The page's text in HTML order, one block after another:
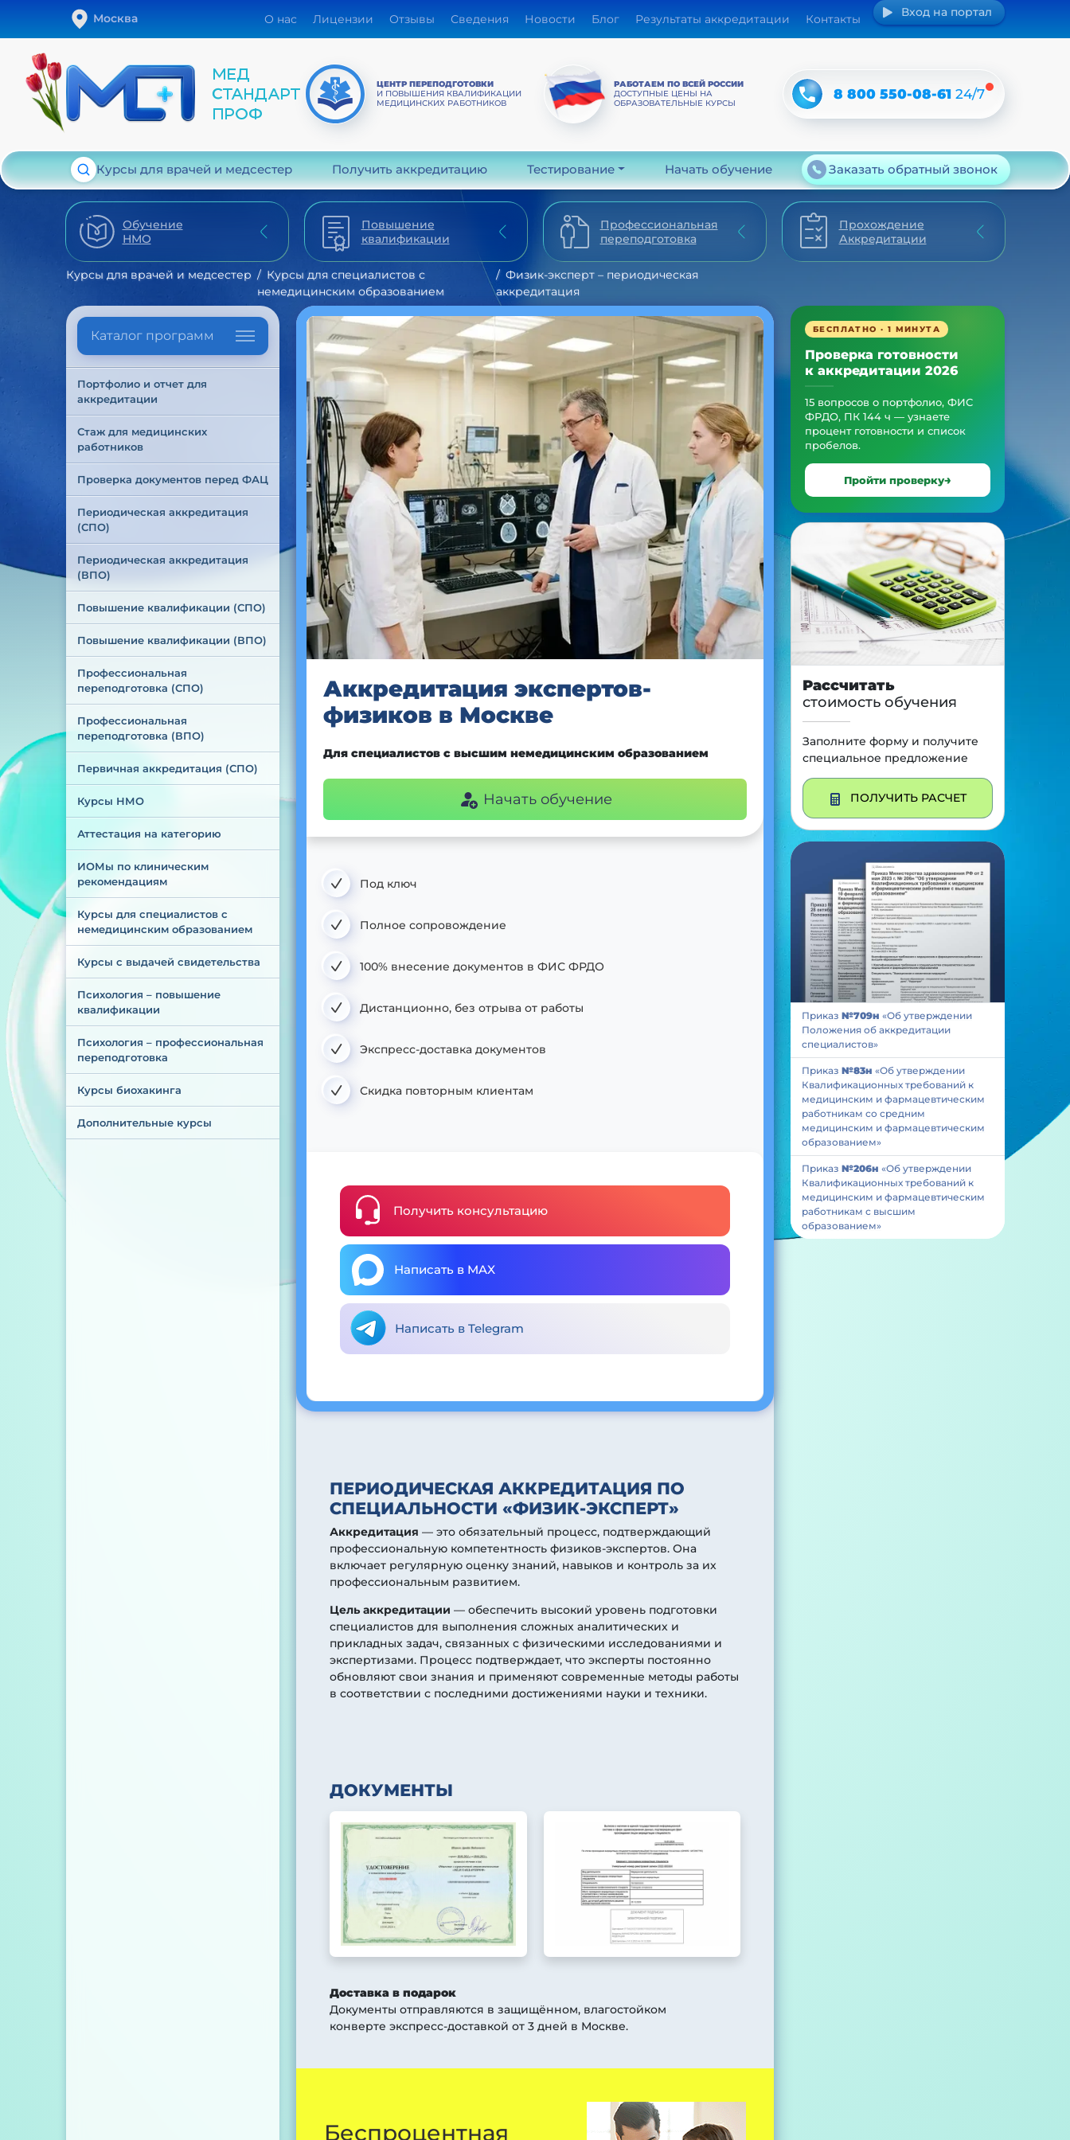
Москва О нас Лицензии Отзывы Сведения Новости Блог Результаты аккредитации Контакты Вход на портал
ЦЕНТР ПЕРЕПОДГОТОВКИ
И ПОВЫШЕНИЯ КВАЛИФИКАЦИИ
МЕДИЦИНСКИХ РАБОТНИКОВ
РАБОТАЕМ ПО ВСЕЙ РОССИИ
ДОСТУПНЫЕ ЦЕНЫ НА
ОБРАЗОВАТЕЛЬНЫЕ КУРСЫ
8 800 550-08-6124/7
Курсы для врачей и медсестер Получить аккредитацию Тестирование Начать обучение Заказать обратный звонок
Обучение
НМО
Повышение
квалификации
Профессиональная
переподготовка
Прохождение
Аккредитации
Курсы для врачей и медсестер
Курсы для специалистов с
немедицинским образованием
Физик-эксперт – периодическая
аккредитация
Каталог программ
Портфолио и отчет для
аккредитации
Стаж для медицинских
работников
Проверка документов перед ФАЦ
Периодическая аккредитация
(СПО)
Периодическая аккредитация
(ВПО)
Повышение квалификации (СПО)
Повышение квалификации (ВПО)
Профессиональная
переподготовка (СПО)
Профессиональная
переподготовка (ВПО)
Первичная аккредитация (СПО)
Курсы НМО
Аттестация на категорию
ИОМы по клиническим
рекомендациям
Курсы для специалистов с
немедицинским образованием
Курсы с выдачей свидетельства
Психология – повышение
квалификации
Психология – профессиональная
переподготовка
Курсы биохакинга
Дополнительные курсы
Аккредитация экспертов-
физиков в Москве
Для специалистов с высшим немедицинским образованием
Начать обучение
Под ключ
Полное сопровождение
100% внесение документов в ФИС ФРДО
Дистанционно, без отрыва от работы
Экспресс-доставка документов
Скидка повторным клиентам
Получить консультацию
Написать в MAX
Написать в Telegram
ПЕРИОДИЧЕСКАЯ АККРЕДИТАЦИЯ ПО
СПЕЦИАЛЬНОСТИ «ФИЗИК-ЭКСПЕРТ»
Аккредитация — это обязательный процесс, подтверждающий
профессиональную компетентность физиков-экспертов. Она
включает регулярную оценку знаний, навыков и контроль за их
профессиональным развитием.
Цель аккредитации — обеспечить высокий уровень подготовки
специалистов для выполнения сложных аналитических и
прикладных задач, связанных с физическими исследованиями и
экспертизами. Процесс подтверждает, что эксперты постоянно
обновляют свои знания и применяют современные методы работы
в соответствии с последними достижениями науки и техники.
ДОКУМЕНТЫ
Доставка в подарок
Документы отправляются в защищённом, влагостойком
конверте экспресс-доставкой от 3 дней в Москве.
Беспроцентная
БЕСПЛАТНО · 1 МИНУТА
Проверка готовности
к аккредитации 2026
15 вопросов о портфолио, ФИС
ФРДО, ПК 144 ч — узнаете
процент готовности и список
пробелов.
Пройти проверку
Рассчитать
стоимость обучения
Заполните форму и получите
специальное предложение
ПОЛУЧИТЬ РАСЧЕТ
Приказ №709н «Об утверждении
Положения об аккредитации
специалистов»
Приказ №83н «Об утверждении
Квалификационных требований к
медицинским и фармацевтическим
работникам со средним
медицинским и фармацевтическим
образованием»
Приказ №206н «Об утверждении
Квалификационных требований к
медицинским и фармацевтическим
работникам с высшим
образованием»